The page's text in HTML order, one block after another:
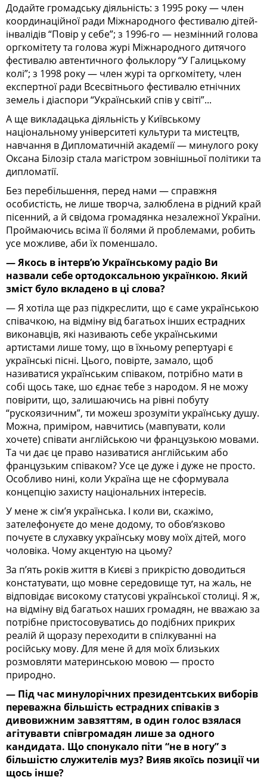
Додайте громадську діяльність: з 1995 року — член
координаційної ради Міжнародного фестивалю дітей-
інвалідів “Повір у себе”; з 1996-го — незмінний голова
оргкомітету та голова журі Міжнародного дитячого
фестивалю автентичного фольклору “У Галицькому
колі”; з 1998 року — член журі та оргкомітету, член
експертної ради Всесвітнього фестивалю етнічних
земель і діаспори “Український спів у світі”...
А ще викладацька діяльність у Київському
національному університеті культури та мистецтв,
навчання в Дипломатичній академії — минулого року
Оксана Білозір стала магістром зовнішньої політики та
дипломатії.
Без перебільшення, перед нами — справжня
особистість, не лише творча, залюблена в рідний край
пісенний, а й свідома громадянка незалежної України.
Проймаючись всіма її болями й проблемами, робить
усе можливе, аби їх поменшало.
— Якось в інтерв’ю Українському радіо Ви
назвали себе ортодоксальною українкою. Який
зміст було вкладено в ці слова?
— Я хотіла ще раз підкреслити, що є саме українською
співачкою, на відміну від багатьох інших естрадних
виконавців, які називають себе українськими
артистами лише тому, що в їхньому репертуарі є
українські пісні. Цього, повірте, замало, щоб
називатися українським співаком, потрібно мати в
собі щось таке, шо єднає тебе з народом. Я не можу
повірити, що, залишаючись на рівні побуту
“рускоязичним”, ти можеш зрозуміти українську душу.
Можна, приміром, навчитись (мавпувати, коли
хочете) співати англійською чи французькою мовами.
Та чи дає це право називатися англійським або
французьким співаком? Усе це дуже і дуже не просто.
Особливо нині, коли Україна ще не сформувала
концепцію захисту національних інтересів.
У мене ж сім’я українська. І коли ви, скажімо,
зателефонуєте до мене додому, то обов’язково
почуєте в слухавку українську мову моїх дітей, мого
чоловіка. Чому акцентую на цьому?
За п’ять років життя в Києві з прикрістю доводиться
констатувати, що мовне середовище тут, на жаль, не
відповiдає високому статусові української столиці. Я ж,
на відміну від багатьох наших громадян, не вважаю за
потрібне пристосовуватись до подібних прикрих
реалій й щоразу переходити в спілкуванні на
російську мову. Для мене й для моїх близьких
розмовляти материнською мовою — просто
природно.
— Під час минулорічних президентських виборів
переважна більшість естрадних співаків з
дивовижним завзяттям, в один голос взялася
агітувавти співгромадян лише за одного
кандидата. Що спонукало піти “не в ногу” з
більшістю служителів муз? Вияв якоїсь позиції чи
щось інше?